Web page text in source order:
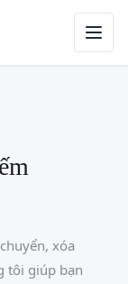
xóa
tôi giúp bạn